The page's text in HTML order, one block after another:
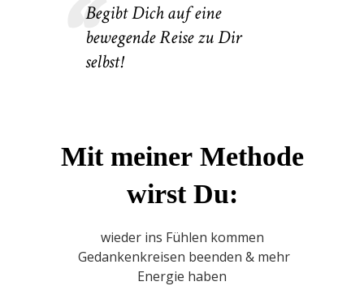
Begibt Dich auf eine
bewegende Reise zu Dir
selbst!
Mit meiner Methode
wirst Du:
wieder ins Fühlen kommen
Gedankenkreisen beenden & mehr
Energie haben